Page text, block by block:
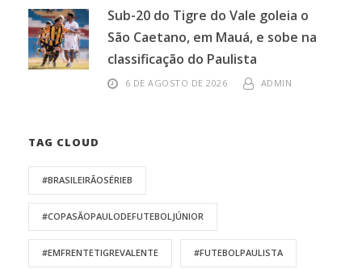
Sub-20 do Tigre do Vale goleia o
São Caetano, em Mauá, e sobe na
classificação do Paulista
6 DE AGOSTO DE 2026 ADMIN
TAG CLOUD
#BRASILEIRÃOSÉRIEB
#COPASÃOPAULODEFUTEBOLJÚNIOR
#EMFRENTETIGREVALENTE #FUTEBOLPAULISTA